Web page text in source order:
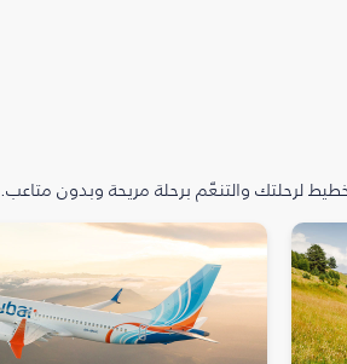
لرحلتك والتنعّم برحلة مريحة وبدون متاعب.